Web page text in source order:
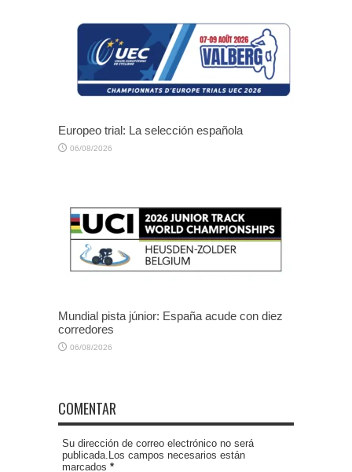
Europeo trial: La selección española
06/08/2026
Mundial pista júnior: España acude con diez
corredores
06/08/2026
COMENTAR
Su dirección de correo electrónico no será
publicada.Los campos necesarios están
marcados *